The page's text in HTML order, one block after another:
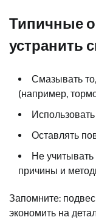
Типичные
устранить
Смазывать
(например,
Оставлять
Не
причины и
Запомните:
экономить на